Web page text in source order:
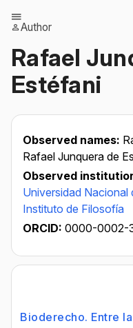
Author
Rafael
Estéfani
Observed names:
Rafael Junquera de
Observed
Universidad Nacional
Instituto de Filosofía
ORCID: 0000-0002-
Bioderecho. Entre